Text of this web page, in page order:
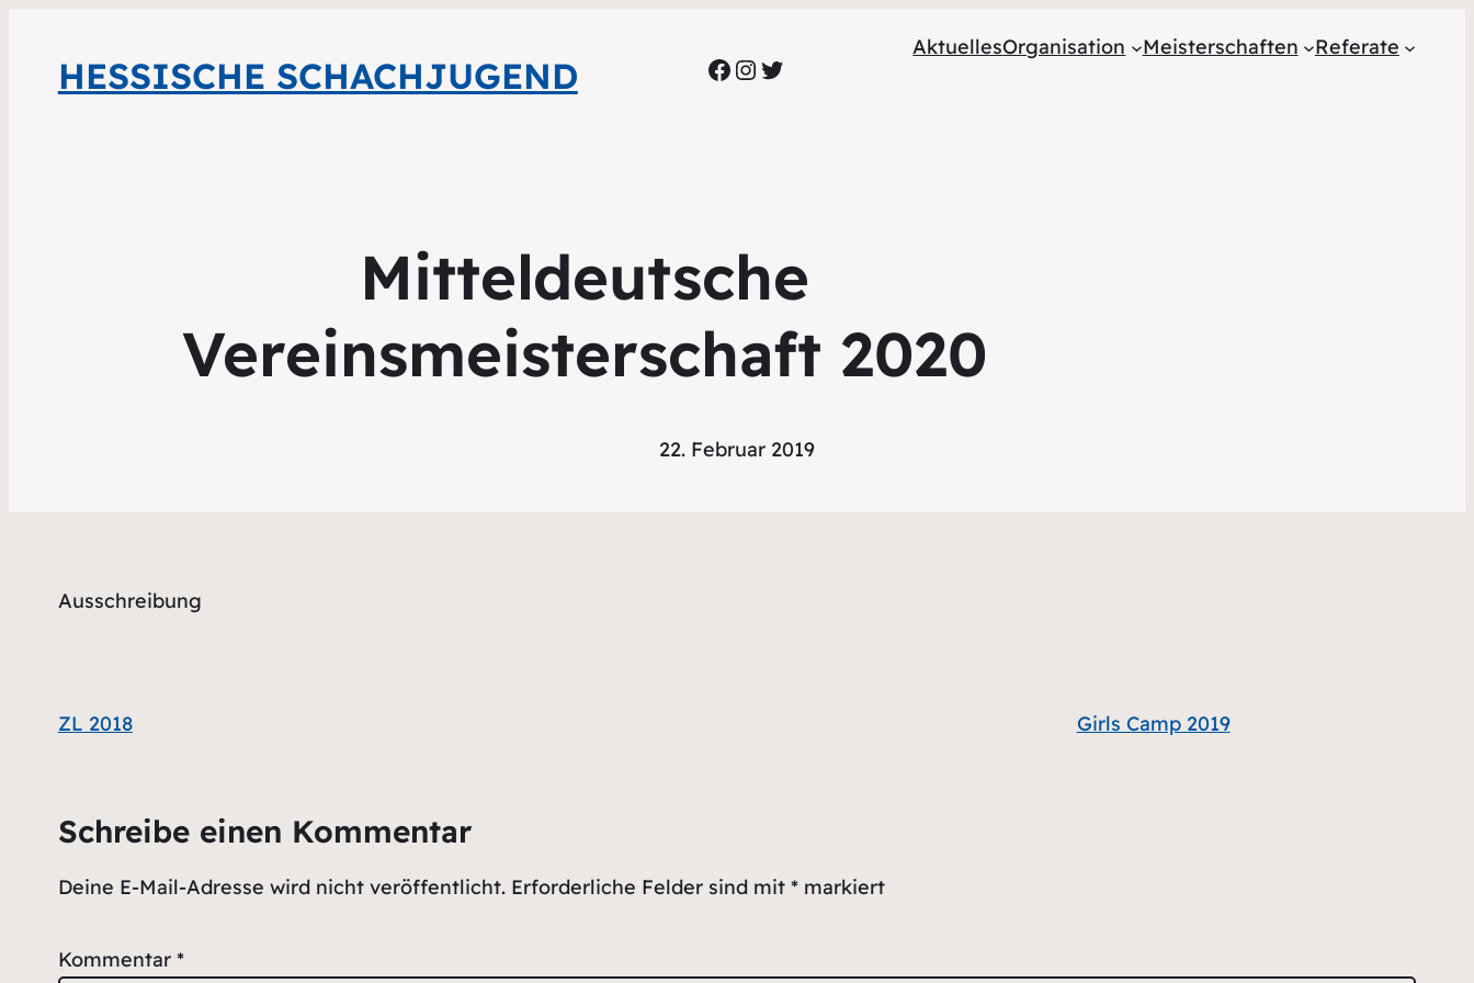
HESSISCHE SCHACHJUGEND Facebook
Instagram
Twitter
AktuellesOrganisation Meisterschaften Referate
Mitteldeutsche
Vereinsmeisterschaft 2020
22. Februar 2019
Ausschreibung
ZL 2018 Girls Camp 2019
Schreibe einen Kommentar
Deine E-Mail-Adresse wird nicht veröffentlicht. Erforderliche Felder sind mit *markiert
Kommentar *